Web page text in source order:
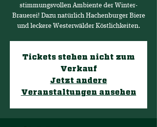
stimmungsvollen Ambiente der Winter-
Brauerei! Dazu natürlich Hachenburger Biere
und leckere Westerwälder Köstlichkeiten.
Tickets stehen nicht zum
Verkauf
Jetzt andere
Veranstaltungen ansehen